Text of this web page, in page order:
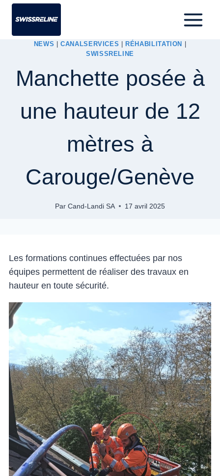
NEWS |CANALSERVICES RÉHABILITATION
SWISSRELINE
Manchette posée à
une hauteur de 12
mètres à
Carouge/Genève
Par Cand-Landi SA 17 avril 2025
Les formations continues effectuées par nos
équipes permettent de réaliser des travaux en
hauteur en toute sécurité.